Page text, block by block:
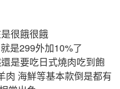
很餓很餓
是299外加10%了
是要吃日式燒肉吃到飽
肉 海鮮等基本款倒是都有